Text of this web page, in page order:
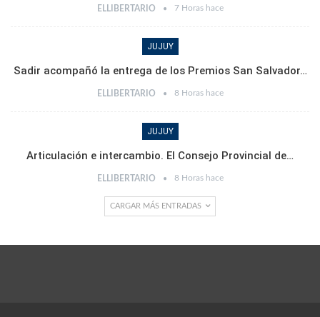
ELLIBERTARIO 7 Horas hace
JUJUY
Sadir acompañó la entrega de los Premios San Salvador…
ELLIBERTARIO 8 Horas hace
JUJUY
Articulación e intercambio. El Consejo Provincial de…
ELLIBERTARIO 8 Horas hace
CARGAR MÁS ENTRADAS